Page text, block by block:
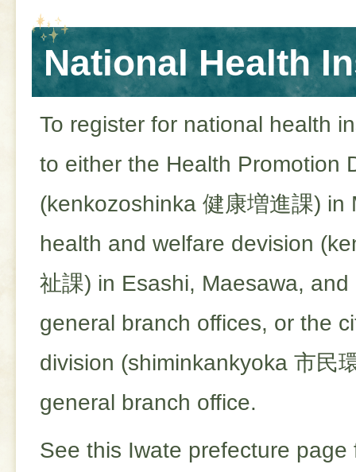
National Health
To register for national health
to either the Health Promotion
(kenkozoshinka 健康増進課) in
health and welfare devision
祉課) in Esashi, Maesawa,
general branch offices, or the
division (shiminkankyoka 市民
general branch office.
See this Iwate prefecture page